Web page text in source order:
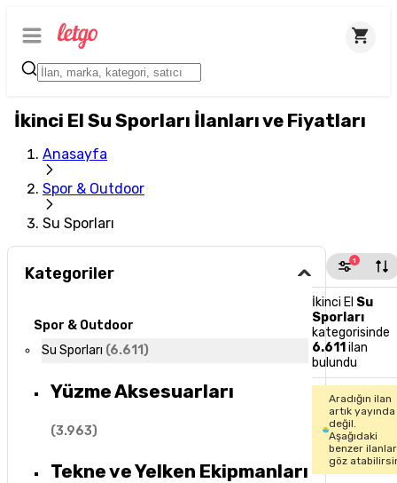
İkinci El Su Sporları İlanları ve Fiyatları
Anasayfa
Spor & Outdoor
Su Sporları
Kategoriler
Spor & Outdoor
Su Sporları (6.611)
Yüzme Aksesuarları
(3.963)
Tekne ve Yelken Ekipmanları
1
İkinci El Su
Sporları
kategorisinde
6.611 ilan
bulundu
Aradığın ilan
artık yayında
değil.
Aşağıdaki
benzer
göz